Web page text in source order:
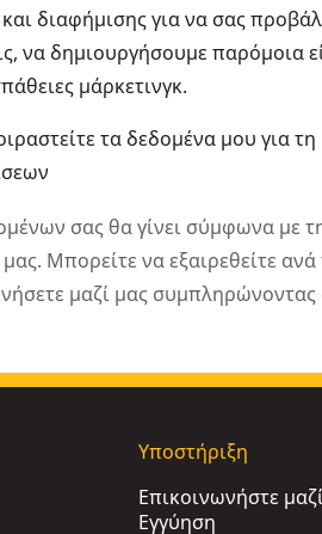
διαφήμισης για να σας
να δημιουργήσουμε παρόμοια
μάρκετινγκ.
τα δεδομένα μου για
σας θα γίνει σύμφωνα με
μας. Μπορείτε να εξαιρεθείτε
μαζί μας συμπληρώνοντας
Υποστήριξη
Επικοινωνήστε
Εγγύηση